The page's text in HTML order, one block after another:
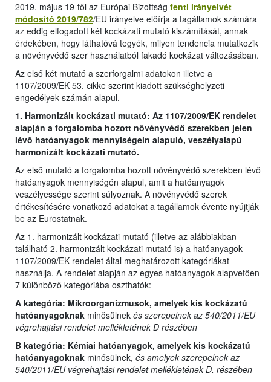
2019. május 19-től az Európai Bizottság fenti irányelvét
módosító 2019/782/EU irányelve előírja a tagállamok számára
az eddig elfogadott két kockázati mutató kiszámítását, annak
érdekében, hogy láthatóvá tegyék, milyen tendencia mutatkozik
a növényvédő szer használatból fakadó kockázat változásában.
Az első két mutató a szerforgalmi adatokon illetve a
1107/2009/EK 53. cikke szerint kiadott szükséghelyzeti
engedélyek számán alapul.
1. Harmonizált kockázati mutató: Az 1107/2009/EK rendelet
alapján a forgalomba hozott növényvédő szerekben jelen
lévő hatóanyagok mennyiségein alapuló, veszélyalapú
harmonizált kockázati mutató.
Az első mutató a forgalomba hozott növényvédő szerekben lévő
hatóanyagok mennyiségén alapul, amit a hatóanyagok
veszélyessége szerint súlyoznak. A növényvédő szerek
értékesítésére vonatkozó adatokat a tagállamok évente nyújtják
be az Eurostatnak.
Az 1. harmonizált kockázati mutató (illetve az alábbiakban
található 2. harmonizált kockázati mutató is) a hatóanyagok
1107/2009/EK rendelet által meghatározott kategóriákat
használja. A rendelet alapján az egyes hatóanyagok alapvetően
7 különböző kategóriába oszthatók:
A kategória: Mikroorganizmusok, amelyek kis kockázatú
hatóanyagoknak minősülnek és szerepelnek az 540/2011/EU
végrehajtási rendelet mellékletének D részében
B kategória: Kémiai hatóanyagok, amelyek kis kockázatú
hatóanyagoknak minősülnek, és amelyek szerepelnek az
540/2011/EU végrehajtási rendelet mellékletének D. részében